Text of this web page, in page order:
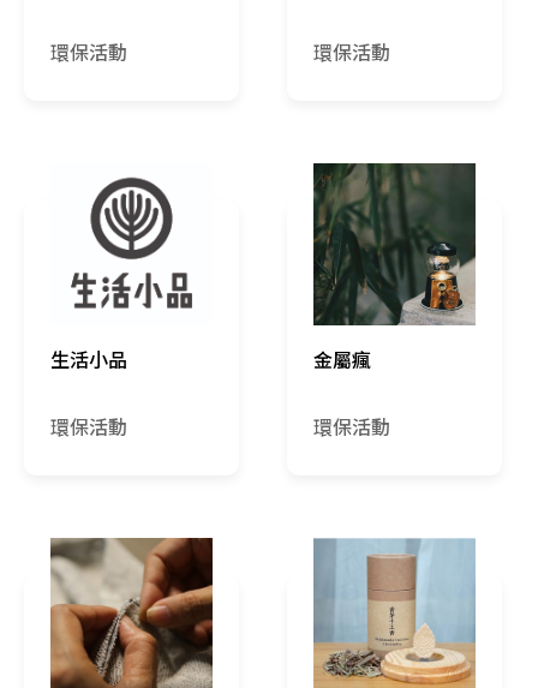
環保活動 環保活動
生活小品
環保活動
金屬瘋
環保活動